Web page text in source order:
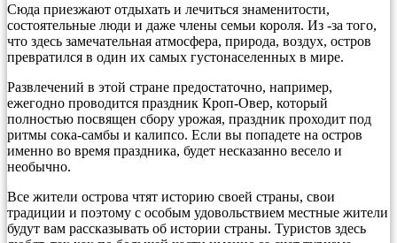
Сюда приезжают отдыхать и лечиться знаменитости,
состоятельные люди и даже члены семьи короля. Из -за того,
что здесь замечательная атмосфера, природа, воздух, остров
превратился в один их самых густонаселенных в мире.
Развлечений в этой стране предостаточно, например,
ежегодно проводится праздник Кроп-Овер, который
полностью посвящен сбору урожая, праздник проходит под
ритмы сока-самбы и калипсо. Если вы попадете на остров
именно во время праздника, будет несказанно весело и
необычно.
Все жители острова чтят историю своей страны, свои
традиции и поэтому с особым удовольствием местные жители
будут вам рассказывать об истории страны. Туристов здесь